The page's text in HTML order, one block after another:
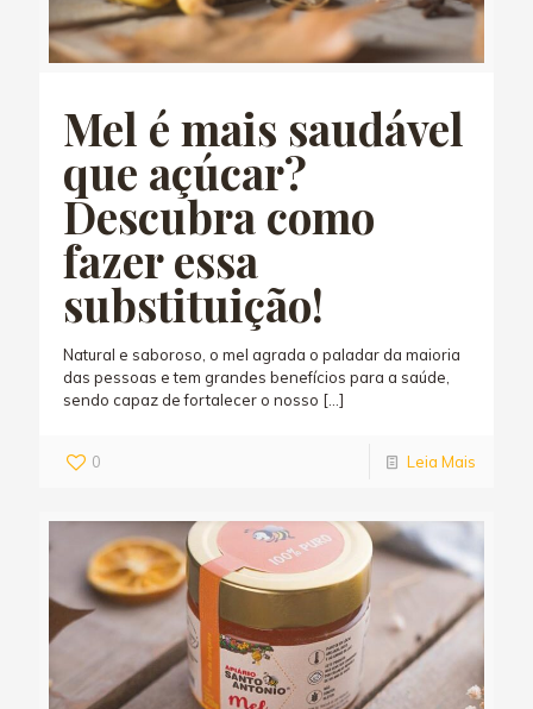
Mel é mais saudável
que açúcar?
Descubra como
fazer essa
substituição!
Natural e saboroso, o mel agrada o paladar da maioria
das pessoas e tem grandes benefícios para a saúde,
sendo capaz de fortalecer o nosso […]
0 Leia Mais